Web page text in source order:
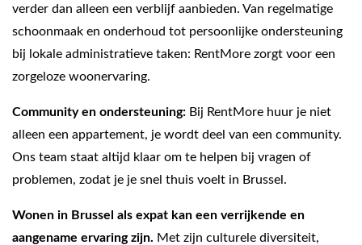
verder dan alleen een verblijf aanbieden. Van regelmatige
schoonmaak en onderhoud tot persoonlijke ondersteuning
bij lokale administratieve taken: RentMore zorgt voor een
zorgeloze woonervaring.
Community en ondersteuning: Bij RentMore huur je niet
alleen een appartement, je wordt deel van een community.
Ons team staat altijd klaar om te helpen bij vragen of
problemen, zodat je je snel thuis voelt in Brussel.
Wonen in Brussel als expat kan een verrijkende en
aangename ervaring zijn. Met zijn culturele diversiteit,